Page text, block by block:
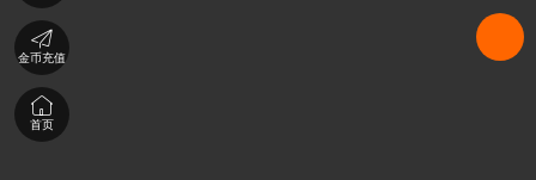

金币充值

首页